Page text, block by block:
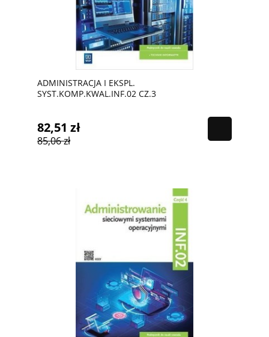
ADMINISTRACJA I EKSPL.
SYST.KOMP.KWAL.INF.02 CZ.3
82,51 zł
85,06 zł